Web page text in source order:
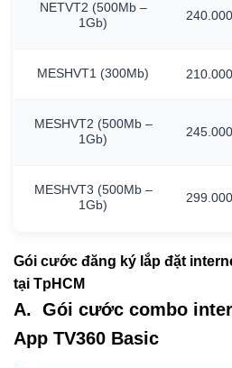
NETVT2 (500Mb –
1Gb)
MESHVT1 (300Mb)
MESHVT2 (500Mb –
1Gb)
MESHVT3 (500Mb –
1Gb)
Gói cước đăng ký lắp đặt
tại TpHCM
A. Gói cước combo
App TV360 Basic